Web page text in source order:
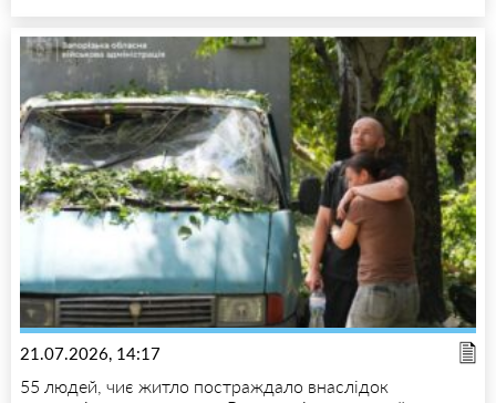
21.07.2026, 14:17
55 людей, чиє житло постраждало внаслідок